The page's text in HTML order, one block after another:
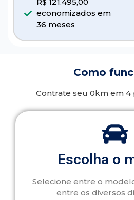
economizados em
36 meses
Como
Contrate seu 0km em 4
Escolha o
Selecione entre o
entre os diversos